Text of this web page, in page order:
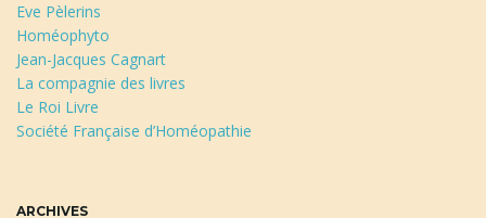
Eve Pèlerins
Homéophyto
Jean-Jacques Cagnart
La compagnie des livres
Le Roi Livre
Société Française d’Homéopathie
ARCHIVES